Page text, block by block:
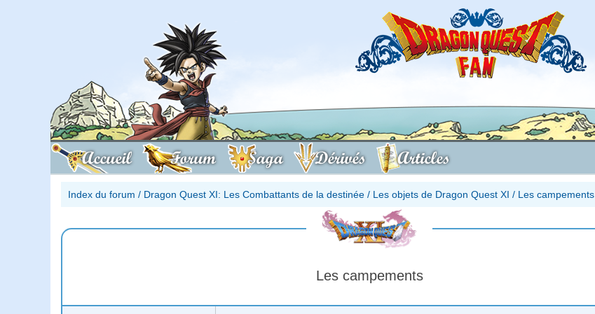
Accueil Forum Saga Dérivés Articles
Index du forum / Dragon Quest XI: Les Combattants de la destinée / Les objets de Dragon Quest XI / Les campements
Les campements